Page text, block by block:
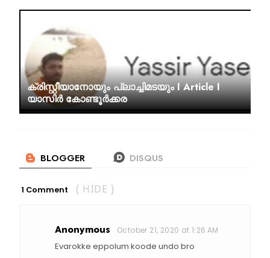
ക്രിസ്റ്റീയാനോയും പ്ലാച്ചിമടയും I Article I
യാസിർ കോണ്ടൂർക്കര
1 Comment ( HIDE )
Anonymous October 21, 2020 at 1:26 AM
Evarokke eppolum koode undo bro